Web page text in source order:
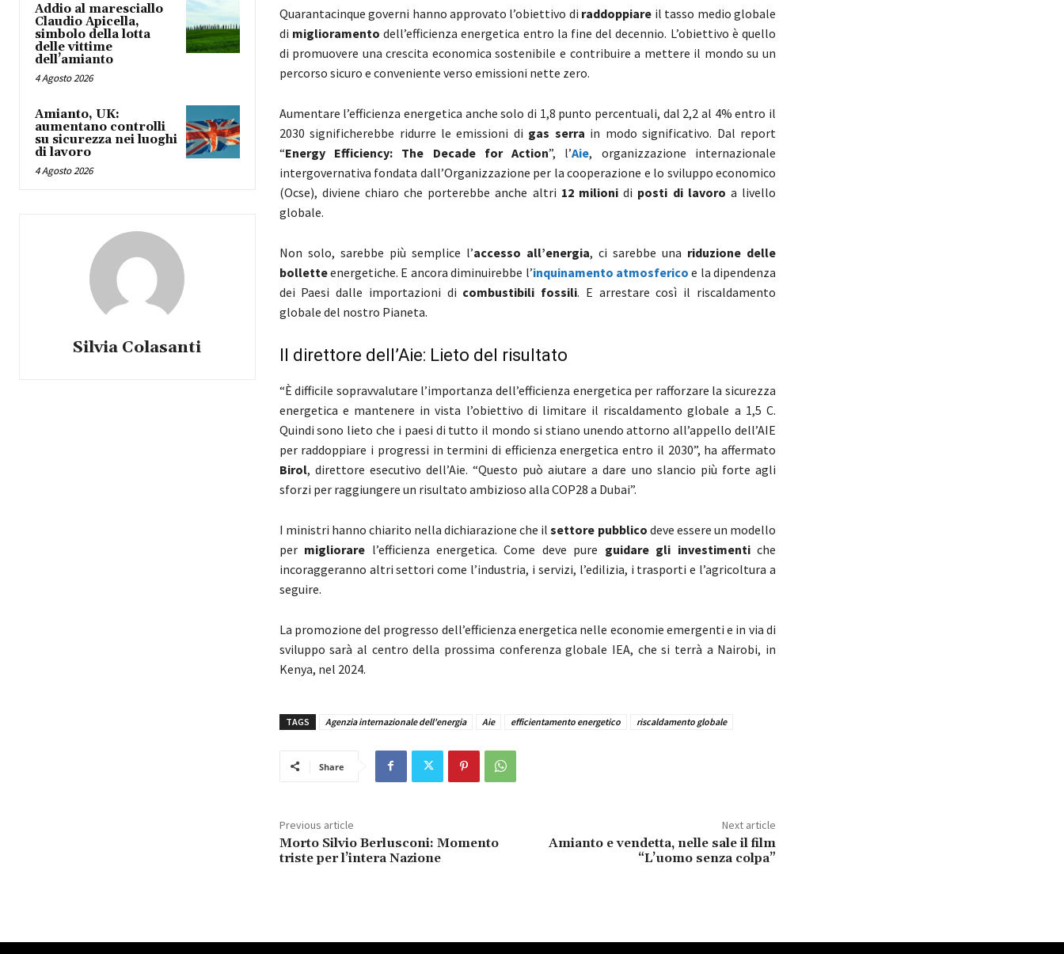
Addio al maresciallo
Claudio Apicella,
simbolo della lotta
delle vittime
dell’amianto
4 Agosto 2026
Amianto, UK:
aumentano controlli
su sicurezza nei luoghi
di lavoro
4 Agosto 2026
Silvia Colasanti
Quarantacinque governi hanno approvato l’obiettivo di raddoppiare il tasso medio globale
di miglioramento dell’efficienza energetica entro la fine del decennio. L’obiettivo è quello
di promuovere una crescita economica sostenibile e contribuire a mettere il mondo su un
percorso sicuro e conveniente verso emissioni nette zero.
Aumentare l’efficienza energetica anche solo di 1,8 punto percentuali, dal 2,2 al 4% entro il
2030 significherebbe ridurre le emissioni di gas serra in modo significativo. Dal report
“Energy Efficiency: The Decade for Action”, l’Aie, organizzazione internazionale
intergovernativa fondata dall’Organizzazione per la cooperazione e lo sviluppo economico
(Ocse), diviene chiaro che porterebbe anche altri 12 milionidi posti di lavoro a livello
globale.
Non solo, sarebbe più semplice l’accesso all’energia, ci sarebbe una riduzione delle
bolletteenergetiche. E ancora diminuirebbe l’inquinamento atmosferico e la dipendenza
dei Paesi dalle importazioni di combustibili fossili. E arrestare così il riscaldamento
globale del nostro Pianeta.
Il direttore dell’Aie: Lieto del risultato
“È difficile sopravvalutare l’importanza dell’efficienza energetica per rafforzare la sicurezza
energetica e mantenere in vista l’obiettivo di limitare il riscaldamento globale a 1,5 C.
Quindi sono lieto che i paesi di tutto il mondo si stiano unendo attorno all’appello dell’AIE
per raddoppiare i progressi in termini di efficienza energetica entro il 2030”, ha affermato
Birol, direttore esecutivo dell’Aie. “Questo può aiutare a dare uno slancio più forte agli
sforzi per raggiungere un risultato ambizioso alla COP28 a Dubai”.
I ministri hanno chiarito nella dichiarazione che il settore pubblico deve essere un modello
per migliorare l’efficienza energetica. Come deve pure guidare gli investimentiche
incoraggeranno altri settori come l’industria, i servizi, l’edilizia, i trasporti e l’agricoltura a
seguire.
La promozione del progresso dell’efficienza energetica nelle economie emergenti e in via di
sviluppo sarà al centro della prossima conferenza globale IEA, che si terrà a Nairobi, in
Kenya, nel 2024.
TAGS Agenzia internazionale dell'energia Aie efficientamento energetico riscaldamento globale
Share
Previous article
Morto Silvio Berlusconi: Momento
triste per l’intera Nazione
Next article
Amianto e vendetta, nelle sale il film
“L’uomo senza colpa”